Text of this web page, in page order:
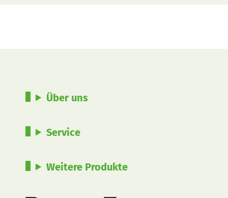
Über uns
Service
Weitere Produkte